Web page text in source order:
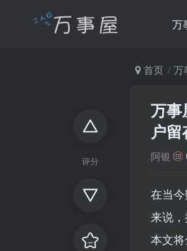
万
评分
首页 万
万事
户
阿银
在当
来说
本文